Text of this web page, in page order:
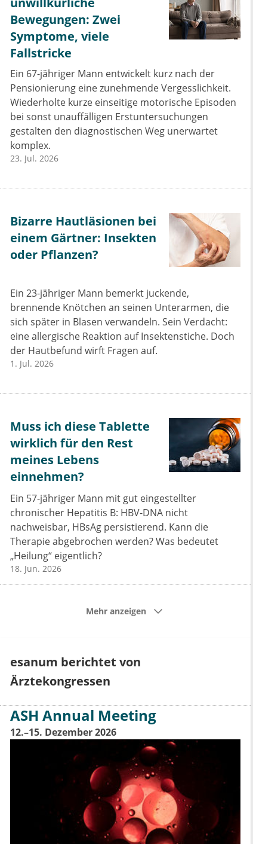
Bewegungen: Zwei
Symptome, viele
Fallstricke
Ein 67-jähriger Mann entwickelt kurz nach der
Pensionierung eine zunehmende Vergesslichkeit.
Wiederholte kurze einseitige motorische Episoden
bei sonst unauffälligen Erstuntersuchungen
gestalten den diagnostischen Weg unerwartet
komplex.
23. Jul. 2026
Bizarre Hautläsionen bei
einem Gärtner: Insekten
oder Pflanzen?
Ein 23-jähriger Mann bemerkt juckende,
brennende Knötchen an seinen Unterarmen, die
sich später in Blasen verwandeln. Sein Verdacht:
eine allergische Reaktion auf Insektenstiche. Doch
der Hautbefund wirft Fragen auf.
1. Jul. 2026
Muss ich diese Tablette
wirklich für den Rest
meines Lebens
einnehmen?
Ein 57-jähriger Mann mit gut eingestellter
chronischer Hepatitis B: HBV-DNA nicht
nachweisbar, HBsAg persistierend. Kann die
Therapie abgebrochen werden? Was bedeutet
„Heilung“ eigentlich?
18. Jun. 2026
Mehr anzeigen
esanum berichtet von
Ärztekongressen
ASH Annual Meeting
12.–15. Dezember 2026